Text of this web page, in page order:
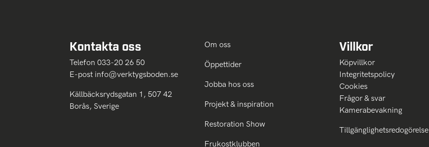
Kontakta oss
Telefon 033-20 26 50
E-post info@verktygsboden.se
Källbäcksrydsgatan 1, 507 42
Borås, Sverige
Om oss
Öppettider
Jobba hos oss
Projekt & inspiration
Restoration Show
Frukostklubben
Villkor
Köpvillkor
Integritetspolicy
Cookies
Frågor & svar
Kamerabevakning
Tillgänglighetsredogörelse